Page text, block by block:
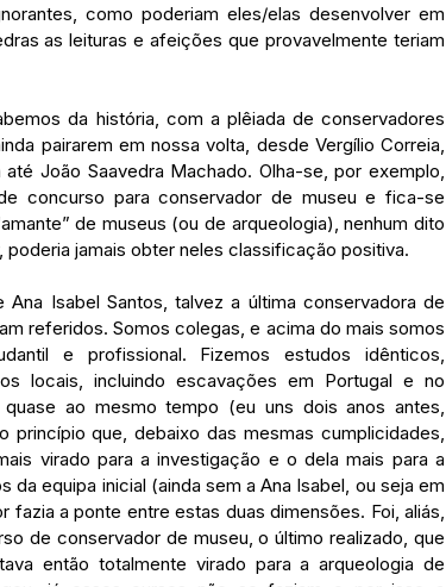
como poderiam eles/elas desenvolver em
as leituras e afeições que provavelmente teriam
da história, com a plêiada de conservadores
pairarem em nossa volta, desde Vergílio Correia,
João Saavedra Machado. Olha-se, por exemplo,
concurso para conservador de museu e fica-se
de museus (ou de arqueologia), nenhum dito
poderia jamais obter neles classificação positiva.
Isabel Santos, talvez a última conservadora de
referidos. Somos colegas, e acima do mais somos
e profissional. Fizemos estudos idênticos,
locais, incluindo escavações em Portugal e no
ao mesmo tempo (eu uns dois anos antes,
que, debaixo das mesmas cumplicidades,
virado para a investigação e o dela mais para a
equipa inicial (ainda sem a Ana Isabel, ou seja em
fazia a ponte entre estas duas dimensões. Foi, aliás,
de conservador de museu, o último realizado, que
então totalmente virado para a arqueologia de